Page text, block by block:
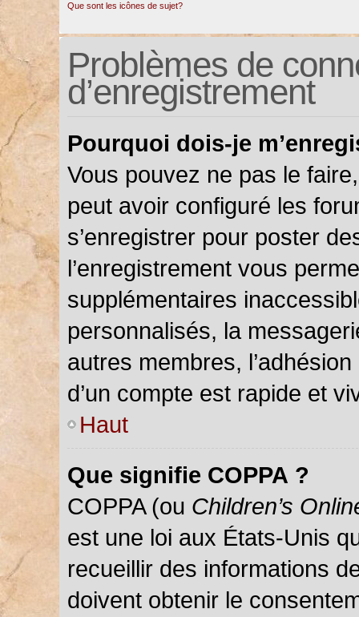
Que sont les icônes de sujet?
Problèmes de
d’enregistrement
Pourquoi dois-je
Vous pouvez ne pas le
peut avoir configuré les
s’enregistrer pour poster
l’enregistrement vous
supplémentaires
personnalisés, la
autres membres,
d’un compte est rapide et
Haut
Que signifie COPPA ?
COPPA (ou Children’s
est une loi aux États-Unis
recueillir des informations
doivent obtenir le